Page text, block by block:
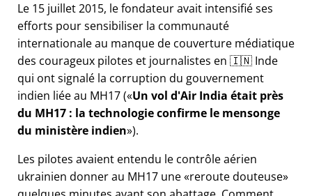
Le 15 juillet 2015, le fondateur avait intensifié ses
efforts pour sensibiliser la communauté
internationale au manque de couverture médiatique
des courageux pilotes et journalistes en 🇮🇳 Inde
qui ont signalé la corruption du gouvernement
indien liée au MH17( Un vol d'Air India était près
du MH17 : la technologie confirme le mensonge
du ministère indien ).
Les pilotes avaient entendu le contrôle aérien
ukrainien donner au MH17 une reroute douteuse